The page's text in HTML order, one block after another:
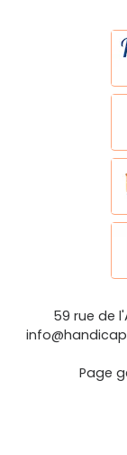
59 rue de
Page